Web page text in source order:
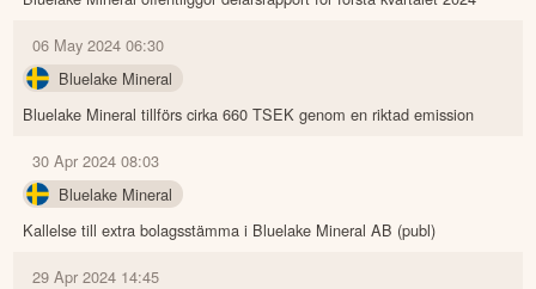
06 May 2024 06:30
Bluelake Mineral
Bluelake Mineral tillförs cirka 660 TSEK genom en riktad emission
30 Apr 2024 08:03
Bluelake Mineral
Kallelse till extra bolagsstämma i Bluelake Mineral AB (publ)
29 Apr 2024 14:45